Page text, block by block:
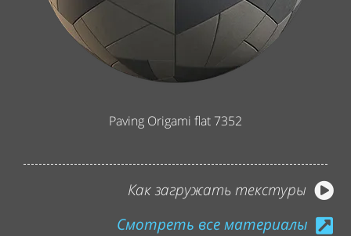
Paving Origami flat 7352
Как загружать текстуры
Смотреть все материалы